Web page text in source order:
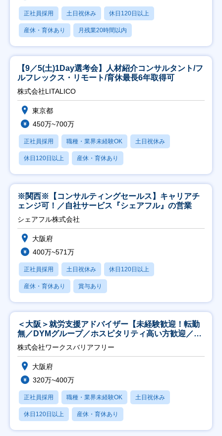
正社員採用 土日祝休み 休日120日以上
産休・育休あり 月残業20時間以内
【9／5(土)1Day選考会】人材紹介コンサルタント/フ
ルフレックス・リモート/育休最長6年取得可
株式会社LITALICO
東京都
450万~700万
正社員採用 職種・業界未経験OK 土日祝休み
休日120日以上 産休・育休あり
※関西※【コンサルティングセールス】キャリアチ
ェンジ可！／自社サービス『シェアフル』の営業
シェアフル株式会社
大阪府
400万~571万
正社員採用 土日祝休み 休日120日以上
産休・育休あり 賞与あり
＜大阪＞就労支援アドバイザー【未経験歓迎！転勤
無／DYMグループ／ホスピタリティ高い方歓迎／土
日祝】
株式会社ワークスバリアフリー
大阪府
320万~400万
正社員採用 職種・業界未経験OK 土日祝休み
休日120日以上 産休・育休あり